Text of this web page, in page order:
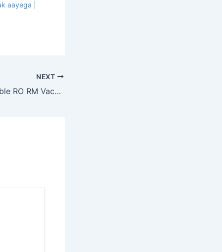
aayega |
NEXT
BSF Head Constable RO RM Vacancy 2025 आवेदन करें 1121 पद हेतु 12th पास नौकरी